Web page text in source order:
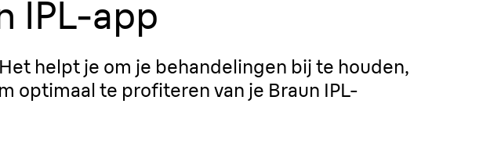
IPL-app
helpt je om je behandelingen bij te houden,
optimaal te profiteren van je Braun IPL-